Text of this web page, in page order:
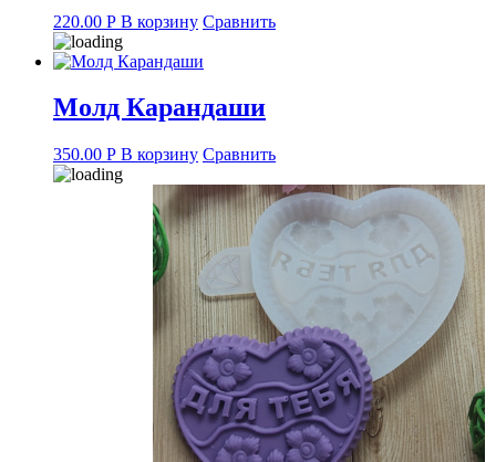
220.00 Р В корзину Сравнить
Молд Карандаши
350.00 Р В корзину Сравнить